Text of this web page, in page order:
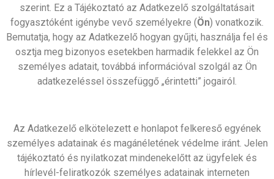
szerint. Ez a Tájékoztató az Adatkezelő szolgáltatásait
fogyasztóként igénybe vevő személyekre (Ön) vonatkozik.
Bemutatja, hogy az Adatkezelő hogyan gyűjti, használja fel és
osztja meg bizonyos esetekben harmadik felekkel az Ön
személyes adatait, továbbá információval szolgál az Ön
adatkezeléssel összefüggő „érintetti” jogairól.
Az Adatkezelő elkötelezett e honlapot felkereső egyének
személyes adatainak és magánéletének védelme iránt. Jelen
tájékoztató és nyilatkozat mindenekelőtt az ügyfelek és
hírlevél-feliratkozók személyes adatainak interneten